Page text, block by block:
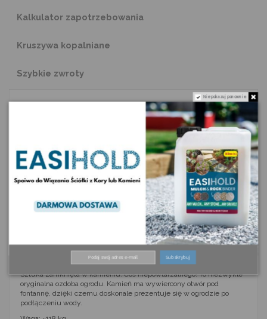
Kalkulator zapotrzebowania
Kruszywa kopalniane
Szybkie zwroty
Drugiego takiego nie znajdziesz! Jeśli stawiasz na oryginalność,
lubisz niepowtarzalne aranżacje, ta bryła spełni wszystkie Twoje
oczekiwania. Monolitmożesz wyeksponować na trawie, na
kamiennej rabacie, na korze drzewnej lub kamiennej. Może stać
wśród zieleni, może również stać się centralną ozdobą Twojego
ogrodu. Monolit będzie zachwycającą ozdobą frontu Twojej posesji.
w ogrodzie dodaje mu elegancji. Kamienna bryła
będzie fantastyczną ozdobą ogrodu niezależnie od jego charakteru.
Motyw jest uniwersalny, dlatego pasuje do ogrodów naturalnych i
tych nowoczesnych.Ten monolit zachwyci nawet najbardziej
wymagających. Ta naturalna rzeźba zachwyca. Jeśli zależy Ci na
zbudowaniu w ogrodzie miejsca, które przyniesie ukojenie i
odpoczynek - zainwestuj w kamień.
Na karcie przedstawiamy Państwu wyjątkową, naturalną rzeźbę.
Sztuka zamknięta w kamieniu. Coś niepowtarzalnego! To niezwykle
oryginalna ozdoba ogrodu. Kamień ma wywiercony otwór pod
fontannę, dzięki czemu doskonale prezentuje się w ogrodzie po
podłączeniu wody.
Nie pokazuj ponownie.
Subskrybuj